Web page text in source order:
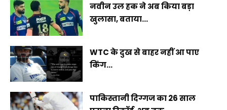
नवीन उल हक ने अब किया बड़ा
खुलासा, बताया...
WTC के दुख से बाहर नहीं आ पाए
किंग...
पाकिस्तानी दिग्गज का 26 साल